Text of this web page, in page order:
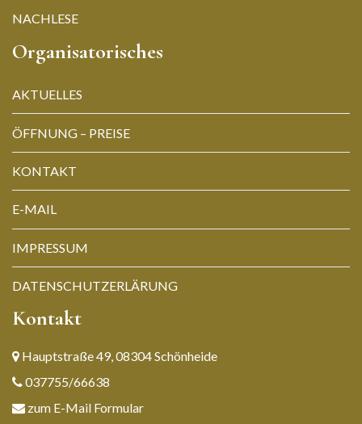
NACHLESE
Organisatorisches
AKTUELLES
ÖFFNUNG – PREISE
KONTAKT
E-MAIL
IMPRESSUM
DATENSCHUTZERLÄRUNG
Kontakt
Hauptstraße 49, 08304 Schönheide
037755/66638
zum E-Mail Formular